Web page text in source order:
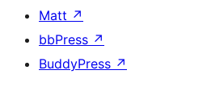
Matt ↗
bbPress ↗
BuddyPress ↗